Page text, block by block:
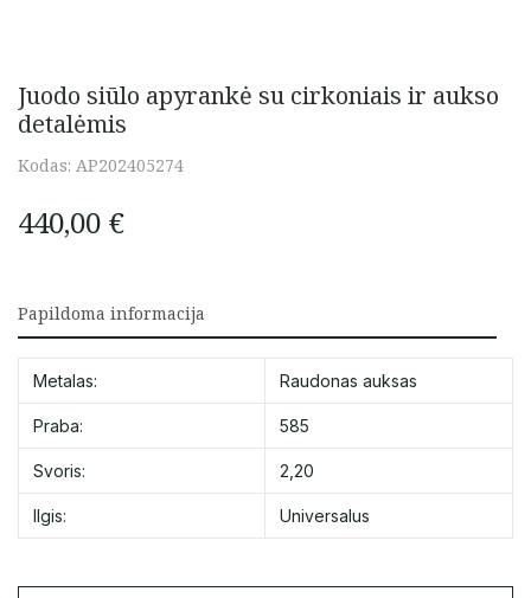
Juodo siūlo apyrankė su cirkoniais ir aukso
detalėmis
Kodas: AP202405274
440,00 €
Papildoma informacija
Metalas: Raudonas auksas
Praba: 585
Svoris: 2,20
Ilgis: Universalus